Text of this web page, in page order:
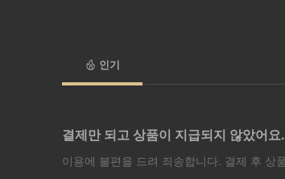
인기
결제만 되고 상품이 지급되지 않았어요.